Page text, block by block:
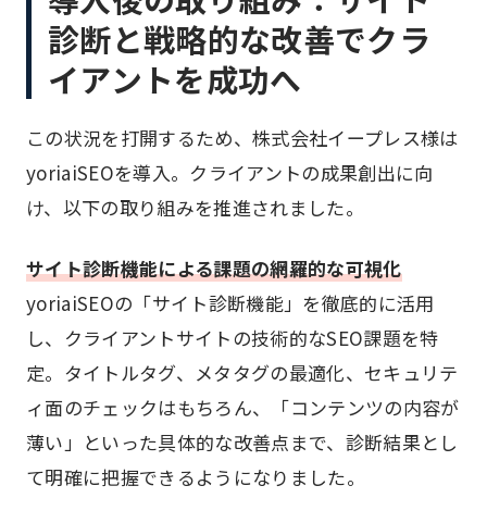
診断と戦略的な改善でクラ
イアントを成功へ
この状況を打開するため、株式会社イープレス様は
yoriaiSEOを導入。クライアントの成果創出に向
け、以下の取り組みを推進されました。
サイト診断機能による課題の網羅的な可視化
yoriaiSEOの「サイト診断機能」を徹底的に活用
し、クライアントサイトの技術的なSEO課題を特
定。タイトルタグ、メタタグの最適化、セキュリテ
ィ面のチェックはもちろん、「コンテンツの内容が
薄い」といった具体的な改善点まで、診断結果とし
て明確に把握できるようになりました。